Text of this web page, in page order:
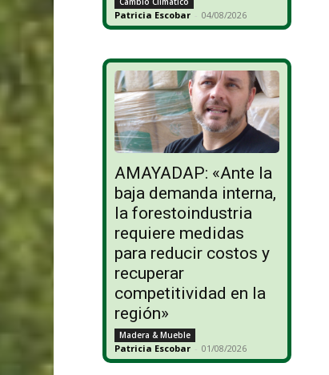
Patricia Escobar - 04/08/2026
AMAYADAP: «Ante la
baja demanda interna,
la forestoindustria
requiere medidas
para reducir costos y
recuperar
competitividad en la
región»
Madera & Mueble
Patricia Escobar - 01/08/2026